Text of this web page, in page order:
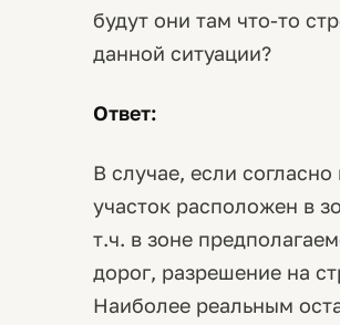
будут они там что-то
данной ситуации?
Ответ:
В случае, если
участок расположен в
т.ч. в зоне
дорог, разрешение на
Наиболее реальным